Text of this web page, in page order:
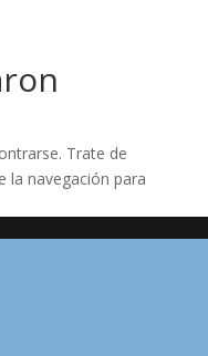
Trate de
la navegación para